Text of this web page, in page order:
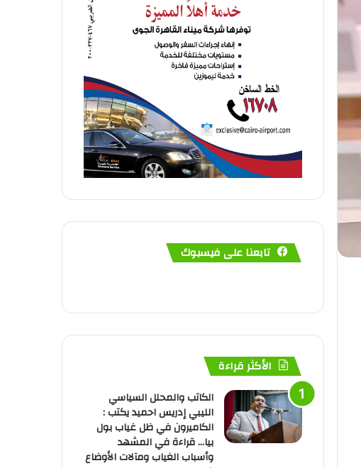
تابعنا على فيسبوك
الأكثر قراءة
الكاتب والمحلل السياسي
الليبي إدريس احميد يكتب :
الكاميرون في ظل غياب بول
بيا… قراءة في المشهد
وأسباب الغياب ومآلات الأوضاع